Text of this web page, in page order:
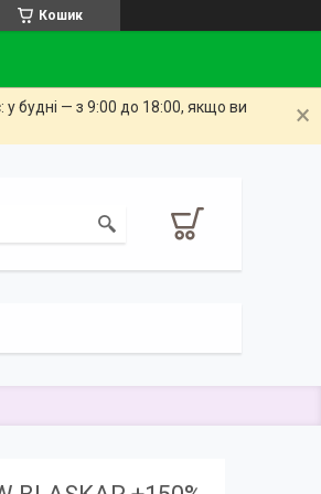
Кошик
будні — з 9:00 до 18:00, якщо ви